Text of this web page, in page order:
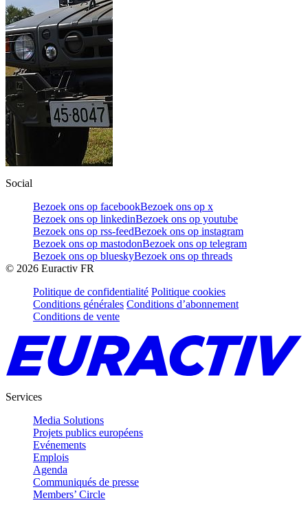
Social
Bezoek ons op facebookBezoek ons op x
Bezoek ons op linkedinBezoek ons op youtube
Bezoek ons op rss-feedBezoek ons op instagram
Bezoek ons op mastodonBezoek ons op telegram
Bezoek ons op blueskyBezoek ons op threads
© 2026 Euractiv FR
Politique de confidentialité Politique cookies
Conditions générales Conditions d’abonnement
Conditions de vente
Services
Media Solutions
Projets publics européens
Evénements
Emplois
Agenda
Communiqués de presse
Members’ Circle